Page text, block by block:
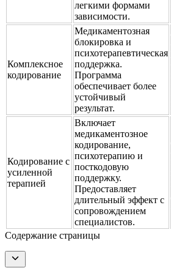
легкими формами
зависимости.
Комплексное
кодирование
Медикаментозная
блокировка и
психотерапевтическая
поддержка.
Программа
обеспечивает более
устойчивый
результат.
Кодирование с
усиленной
терапией
Включает
медикаментозное
кодирование,
психотерапию и
посткодовую
поддержку.
Предоставляет
длительный эффект с
сопровождением
специалистов.
Содержание страницы